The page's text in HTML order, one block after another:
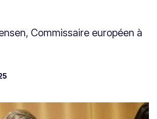
Commissaire européen à